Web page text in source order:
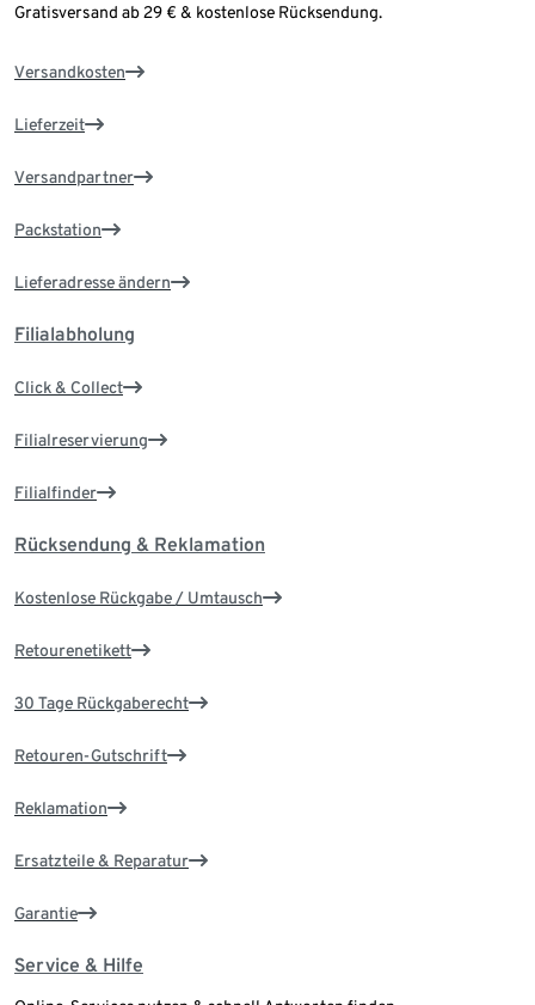
Gratisversand ab 29 € & kostenlose Rücksendung.
Versandkosten
Lieferzeit
Versandpartner
Packstation
Lieferadresse ändern
Filialabholung
Click & Collect
Filialreservierung
Filialfinder
Rücksendung & Reklamation
Kostenlose Rückgabe / Umtausch
Retourenetikett
30 Tage Rückgaberecht
Retouren-Gutschrift
Reklamation
Ersatzteile & Reparatur
Garantie
Service & Hilfe